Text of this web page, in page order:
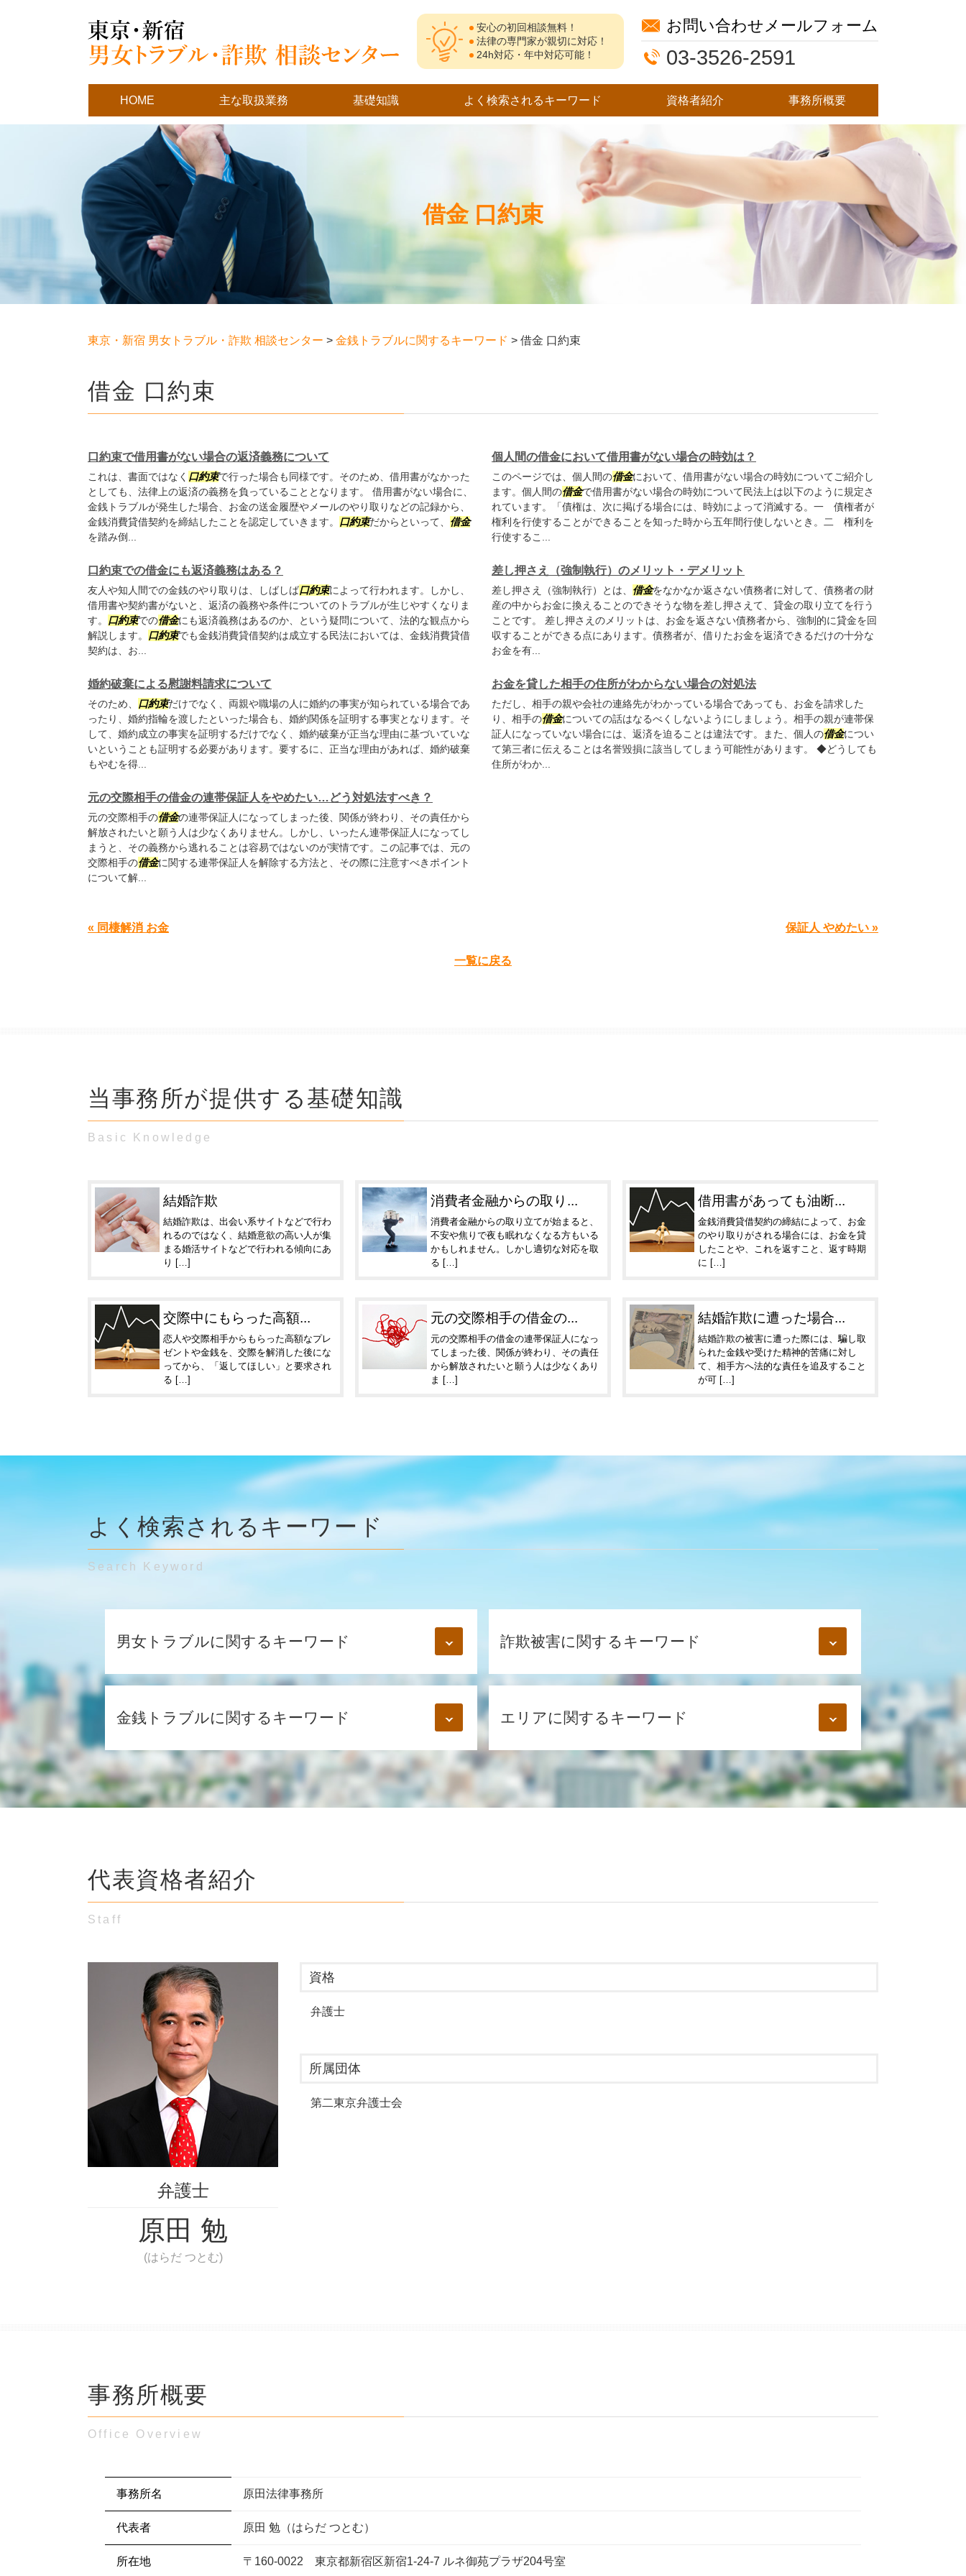
借金 口約束
安心の初回相談無料！
法律の専門家が親切に対応！
24h対応・年中対応可能！
お問い合わせメールフォーム
03-3526-2591
HOME 主な取扱業務 基礎知識 よく検索されるキーワード 資格者紹介 事務所概要
東京・新宿 男女トラブル・詐欺 相談センター > 金銭トラブルに関するキーワード > 借金 口約束
借金 口約束
口約束で借用書がない場合の返済義務について
これは、書面ではなく 口約束で行った場合も同様です。そのため、借用書がなかった
としても、法律上の返済の義務を負っていることとなります。 借用書がない場合に、
金銭トラブルが発生した場合、お金の送金履歴やメールのやり取りなどの記録から、
金銭消費貸借契約を締結したことを認定していきます。 口約束だからといって、 借金
を踏み倒...
個人間の借金において借用書がない場合の時効は？
このページでは、個人間の借金において、借用書がない場合の時効についてご紹介し
ます。個人間の借金で借用書がない場合の時効について民法上は以下のように規定さ
れています。「債権は、次に掲げる場合には、時効によって消滅する。一 債権者が
権利を行使することができることを知った時から五年間行使しないとき。二 権利を
行使するこ...
口約束での借金にも返済義務はある？
友人や知人間での金銭のやり取りは、しばしば口約束によって行われます。しかし、
借用書や契約書がないと、返済の義務や条件についてのトラブルが生じやすくなりま
す。 口約束での借金にも返済義務はあるのか、という疑問について、法的な観点から
解説します。 口約束でも金銭消費貸借契約は成立する民法においては、金銭消費貸借
契約は、お...
差し押さえ（強制執行）のメリット・デメリット
差し押さえ（強制執行）とは、 借金をなかなか返さない債務者に対して、債務者の財
産の中からお金に換えることのできそうな物を差し押さえて、貸金の取り立てを行う
ことです。 差し押さえのメリットは、お金を返さない債務者から、強制的に貸金を回
収することができる点にあります。債務者が、借りたお金を返済できるだけの十分な
お金を有...
婚約破棄による慰謝料請求について
そのため、 口約束だけでなく、両親や職場の人に婚約の事実が知られている場合であ
ったり、婚約指輪を渡したといった場合も、婚約関係を証明する事実となります。そ
して、婚約成立の事実を証明するだけでなく、婚約破棄が正当な理由に基づいていな
いということも証明する必要があります。要するに、正当な理由があれば、婚約破棄
もやむを得...
お金を貸した相手の住所がわからない場合の対処法
ただし、相手の親や会社の連絡先がわかっている場合であっても、お金を請求した
り、相手の借金についての話はなるべくしないようにしましょう。相手の親が連帯保
証人になっていない場合には、返済を迫ることは違法です。また、個人の借金につい
て第三者に伝えることは名誉毀損に該当してしまう可能性があります。 ◆どうしても
住所がわか...
元の交際相手の借金の連帯保証人をやめたい…どう対処法すべき？
元の交際相手の借金の連帯保証人になってしまった後、関係が終わり、その責任から
解放されたいと願う人は少なくありません。しかし、いったん連帯保証人になってし
まうと、その義務から逃れることは容易ではないのが実情です。この記事では、元の
交際相手の借金に関する連帯保証人を解除する方法と、その際に注意すべきポイント
について解...
« 同棲解消 お金 保証人 やめたい »
一覧に戻る
当事務所が提供する基礎知識
Basic Knowledge
結婚詐欺
結婚詐欺は、出会い系サイトなどで行わ
れるのではなく、結婚意欲の高い人が集
まる婚活サイトなどで行われる傾向にあ
り […]
消費者金融からの取り...
消費者金融からの取り立てが始まると、
不安や焦りで夜も眠れなくなる方もいる
かもしれません。しかし適切な対応を取
る […]
借用書があっても油断...
金銭消費貸借契約の締結によって、お金
のやり取りがされる場合には、お金を貸
したことや、これを返すこと、返す時期
に […]
交際中にもらった高額...
恋人や交際相手からもらった高額なプレ
ゼントや金銭を、交際を解消した後にな
ってから、「返してほしい」と要求され
る […]
元の交際相手の借金の...
元の交際相手の借金の連帯保証人になっ
てしまった後、関係が終わり、その責任
から解放されたいと願う人は少なくあり
ま […]
結婚詐欺に遭った場合...
結婚詐欺の被害に遭った際には、騙し取
られた金銭や受けた精神的苦痛に対し
て、相手方へ法的な責任を追及すること
が可 […]
よく検索されるキーワード
Search Keyword
男女トラブルに関するキーワード
美人局 慰謝料
中絶 慰謝料
通知書 弁護士
婚約 口約束 証拠
結婚詐欺 被害
妊娠中 婚約破棄
内容証明 男女間トラブル
同棲 慰謝料
男女間トラブル 調停
不貞行為 合意書
結婚詐欺 慰謝料
妻 不貞行為
詐欺被害に関するキーワード
詐欺 手口 種類
競馬ソフト 詐欺 手口
振り込め詐欺 高齢者
ネット 振込 詐欺
振り込め詐欺 被害
特殊詐欺 手口 巧妙
金銭トラブルに関するキーワード
個人間 借金 借用書なし 時効
内容証明郵便 受け取り拒否
時効 債権
友達 お金 貸し借り
借金 取り立て 個人
督促状 無視
未払い 時効
クレジットカード 勝手に使われた 恋人
消費者金融 取り立て
同棲 別れ 金銭トラブル
貸した お金 住所がわからない
借金 時効 個人間
民事不介入 金銭トラブル
借用書 無効になる場合
エリアに関するキーワード
個人間 金銭トラブル 弁護士 相談 江東区
男女トラブル 弁護士 相談 新宿区
男女トラブル 弁護士 相談 江東区
代表資格者紹介
Staff
弁護士
原田 勉
(はらだ つとむ)
資格
弁護士
所属団体
第二東京弁護士会
事務所概要
Office Overview
事務所名 原田法律事務所
代表者 原田 勉（はらだ つとむ）
所在地 〒160-0022 東京都新宿区新宿1-24-7 ルネ御苑プラザ204号室